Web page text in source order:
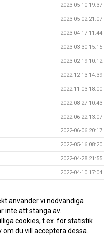
2023-05-10 19:37
2023-05-02 21:07
2023-04-17 11:44
2023-03-30 15:15
2023-02-19 10:12
2022-12-13 14:39
2022-11-03 18:00
2022-08-27 10:43
2022-06-22 13:07
2022-06-06 20:17
2022-05-16 08:20
2022-04-28 21:55
2022-04-10 17:04
2021-10-31 19:23
2021-10-31 13:33
använder vi nödvändiga
inte att stänga av.
cookies, t.ex. för statistik
du vill acceptera dessa.